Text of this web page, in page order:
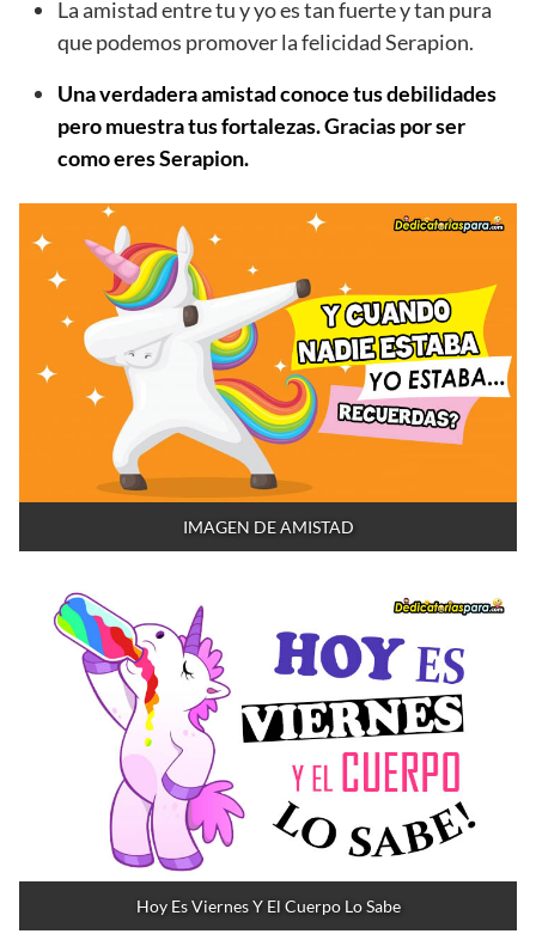
La amistad entre tu y yo es tan fuerte y tan pura
que podemos promover la felicidad Serapion.
Una verdadera amistad conoce tus debilidades
pero muestra tus fortalezas. Gracias por ser
como eres Serapion.
IMAGEN DE AMISTAD
Hoy Es Viernes Y El Cuerpo Lo Sabe